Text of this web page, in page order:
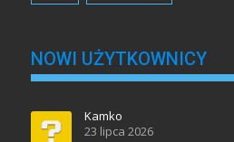
NOWI UŻYTKOWNICY
Kamko
23 lipca 2026